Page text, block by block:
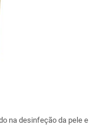
na desinfeção da pele e